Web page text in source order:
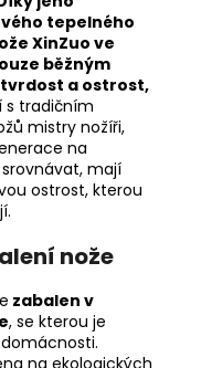
tepelného
XinZuo ve
běžným
a ostrost,
s tradičním
mistry nožíři,
na
mají
ostrost, kterou
nože
zabalen v
, se kterou je
na ekologických